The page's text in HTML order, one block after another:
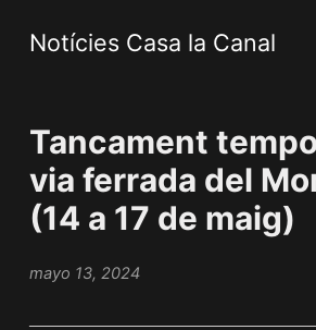
Notícies Casa la Canal
Tancament
via ferrada del
(14 a 17 de maig)
mayo 13, 2024